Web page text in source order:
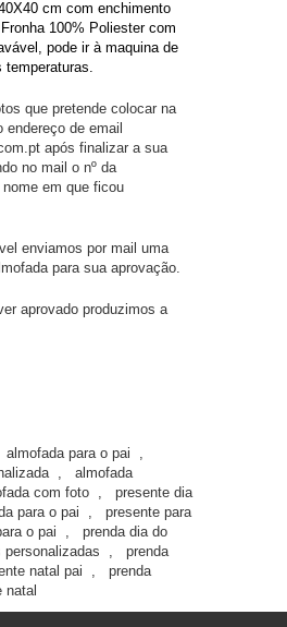
cm com enchimento
100% Poliester com
pode ir à maquina de
temperaturas.
que pretende colocar na
endereço de email
após finalizar a sua
no mail o nº da
em que ficou
enviamos por mail uma
para sua aprovação.
aprovado produzimos a
almofada para o pai
,
,
almofada
com foto ,
presente dia
para o pai ,
presente para
o pai ,
prenda dia do
personalizadas ,
prenda
natal pai ,
prenda
natal